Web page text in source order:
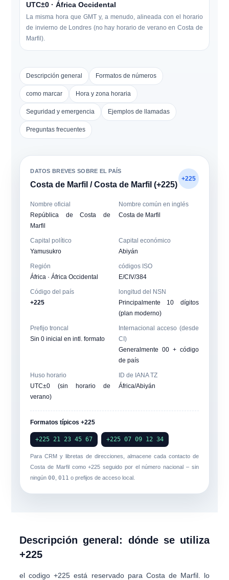
UTC±0 · África Occidental
La misma hora que GMT y, a menudo, alineada con el horario
de invierno de Londres (no hay horario de verano en Costa de
Marfil).
Descripción general Formatos de números
como marcar Hora y zona horaria
Seguridad y emergencia Ejemplos de llamadas
Preguntas frecuentes
DATOS BREVES SOBRE EL PAÍS
Costa de Marfil / Costa de Marfil (+225)
+225
Nombre oficial
República de Costa de
Marfil
Nombre común en inglés
Costa de Marfil
Capital político
Yamusukro
Capital económico
Abiyán
Región
África · África Occidental
códigos ISO
E/CIV/384
Código del país
+225
longitud del NSN
Principalmente 10 dígitos
(plan moderno)
Prefijo troncal
Sin 0 inicial en intl. formato
Internacional acceso (desde
CI)
Generalmente 00 + código
de país
Huso horario
UTC±0 (sin horario de
verano)
ID de IANA TZ
África/Abiyán
Formatos típicos +225
+225 21 23 45 67 +225 07 09 12 34
Para CRM y libretas de direcciones, almacene cada contacto de
Costa de Marfil como+225 seguido por el número nacional – sin
ningún00 ,011 o prefijos de acceso local.
Descripción general: dónde se utiliza
+225
el codigo+225 está reservado para Costa de Marfil. lo